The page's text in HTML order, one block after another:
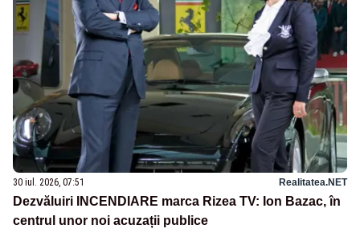
30 iul. 2026, 07:51 Realitatea.NET
Dezvăluiri INCENDIARE marca Rizea TV: Ion Bazac, în
centrul unor noi acuzații publice